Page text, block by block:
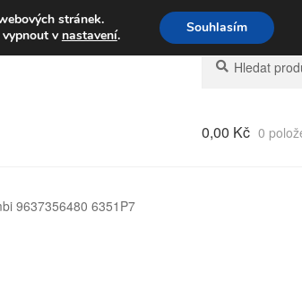
Volejte po-pá 9-16 704 494 494
Hledat:
Hledat
0,00 Kč 0
9637356480 6351P7
stránek.
v nastavení. Souhlasím